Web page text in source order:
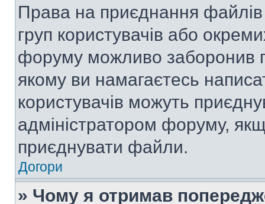
Права на приєднання
груп користувачів або
форуму можливо заборонив
якому ви намагаєтесь
користувачів можуть
адміністратором форуму,
приєднувати файли.
Догори
» Чому я отримав